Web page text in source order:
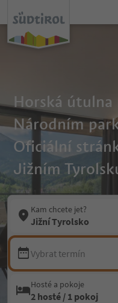
Horská
Národním
Oficiální
Jižním
Kam chcete jet?
Jižní Tyrolsko
Vybrat termín
Hosté a pokoje
2 hosté / 1 pokoj